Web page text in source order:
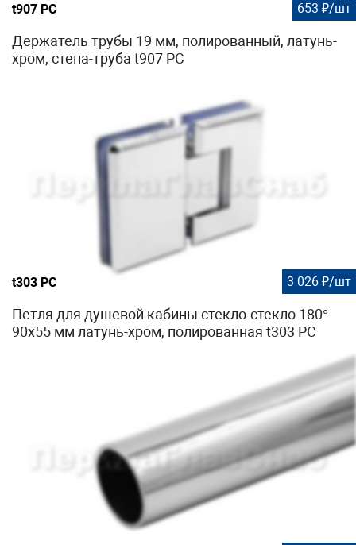
t907 PC 653 ₽/шт
Держатель трубы 19 мм, полированный, латунь-
хром, стена-труба t907 PC
t303 PC 3 026 ₽/шт
Петля для душевой кабины стекло-стекло 180°
90х55 мм латунь-хром, полированная t303 PC